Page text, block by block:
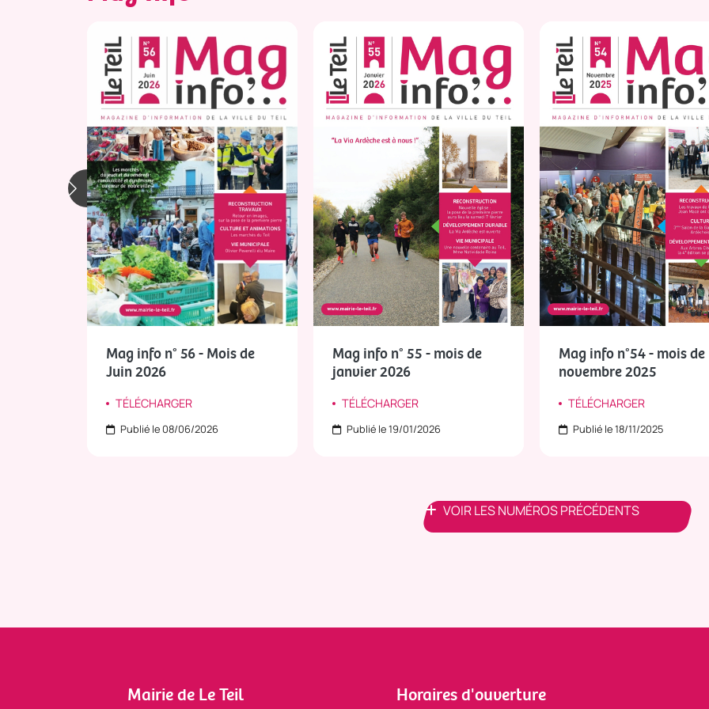
Mag info n° 56 - Mois de
Juin 2026
TÉLÉCHARGER
Publié le 08/06/2026
Mag info n° 55 - mois de
janvier 2026
TÉLÉCHARGER
Publié le 19/01/2026
Mag info n°54 - mois de
novembre 2025
TÉLÉCHARGER
Publié le 18/11/2025
VOIR LES NUMÉROS PRÉCÉDENTS
Mairie de Le Teil Horaires d'ouverture